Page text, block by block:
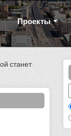
Проекты
станет